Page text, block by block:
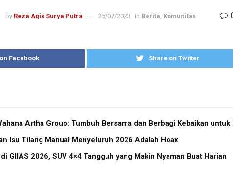
by Reza Agis Surya Putra 25/07/2023 in Berita Komunitas
Facebook Share on Twitter
Artha Group: Tumbuh Bersama dan Berbagi Kebaikan untuk
Isu Tilang Manual Menyeluruh 2026 Adalah Hoax
GIIAS 2026, SUV 4×4 Tangguh yang Makin Nyaman Buat Harian